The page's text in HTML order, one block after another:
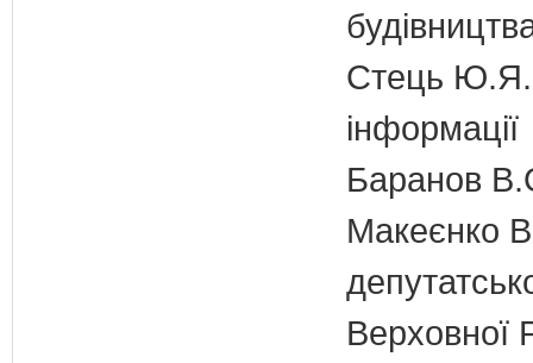
Стець Ю.Я.
інформації
Баранов
Макеєнко
Верховної